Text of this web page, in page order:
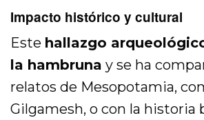
Impacto histórico y cultural
Este hallazgo
la hambruna y se ha
relatos de Mesopotamia,
Gilgamesh, o con la historia